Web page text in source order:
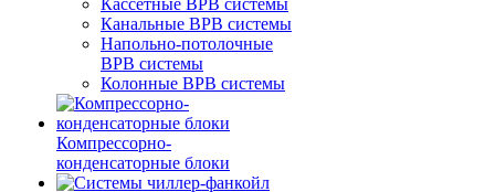
Кассетные ВРВ системы
Канальные ВРВ системы
Напольно-потолочные
ВРВ системы
Колонные ВРВ системы
Компрессорно-
конденсаторные блоки